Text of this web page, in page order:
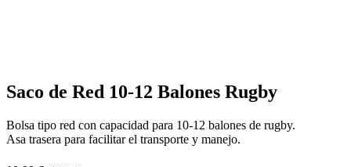
Saco de Red 10-12 Balones Rugby
Bolsa tipo red con capacidad para 10-12 balones de rugby.
Asa trasera para facilitar el transporte y manejo.